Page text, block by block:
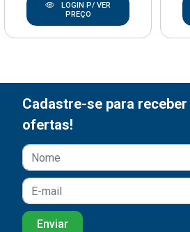
LOGIN P/ VER
PREÇO
Cadastre-se para
ofertas!